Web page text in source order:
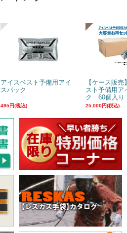
アイスベスト予備用アイ
スパック
495円(税込)
【ケース販
スト予備用ア
ク 60個入り
25,000円(税込)